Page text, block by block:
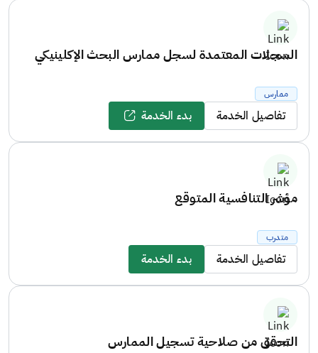
السجلات المعتمدة لسجل ممارس البحث الإكلينيكي
ممارس
تفاصيل الخدمة بدء الخدمة
مؤشر التنافسية المتوقع
متدرب
تفاصيل الخدمة بدء الخدمة
التحقق من صلاحية تسجيل الممارس